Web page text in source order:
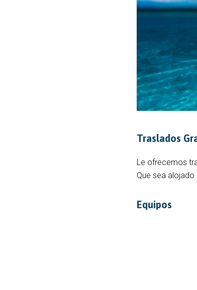
Traslados
Le ofrecemos
Que sea
Equipos